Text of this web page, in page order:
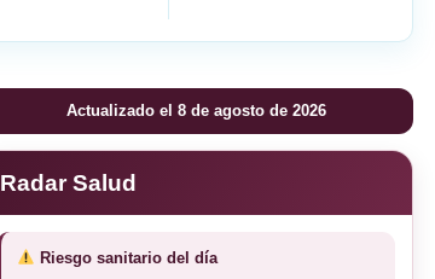
Actualizado el 8 de agosto de 2026
Radar Salud
Riesgo sanitario del día